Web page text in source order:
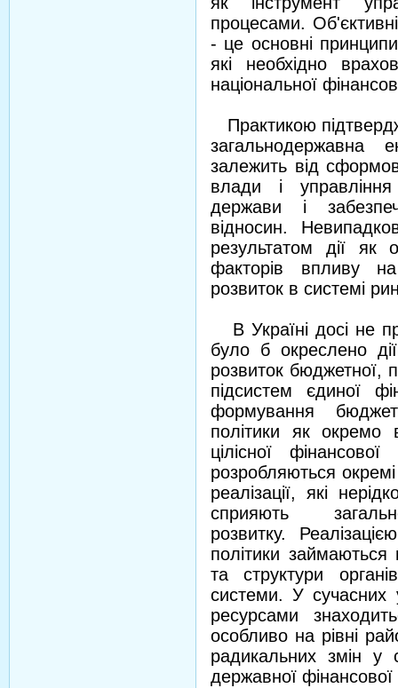
процесами.
- це основні принципи
які необхідно
національної
Практикою
загальнодержавна
залежить від
влади і
держави і
відносин.
результатом дії як
факторів впливу
розвиток в системі
В Україні досі не
було б окреслено
розвиток бюджетної,
підсистем єдиної
формування
політики як окремо
цілісної
розробляються
реалізації, які
сприяють
розвитку.
політики займаються
та структури
системи. У сучасних
ресурсами
особливо на рівні
радикальних змін у
державної фінансової